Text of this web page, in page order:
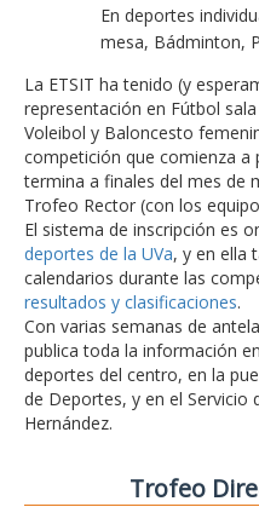
En deportes
mesa, Bádminton,
La ETSIT ha tenido (y
representación en Fútbol
Voleibol y Baloncesto
competición que comienza a
termina a finales del mes de
Trofeo Rector (con los
El sistema de inscripción es
deportes de la UVa, y en ella
calendarios durante las
resultados y clasificaciones.
Con varias semanas de
publica toda la información
deportes del centro, en la
de Deportes, y en el Servicio
Hernández.
Trofeo